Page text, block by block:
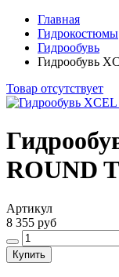
Главная
Гидрокостюмы
Гидрообувь
Гидрообувь
Товар отсутствует
ROUND
Артикул
8 355 руб
Купить